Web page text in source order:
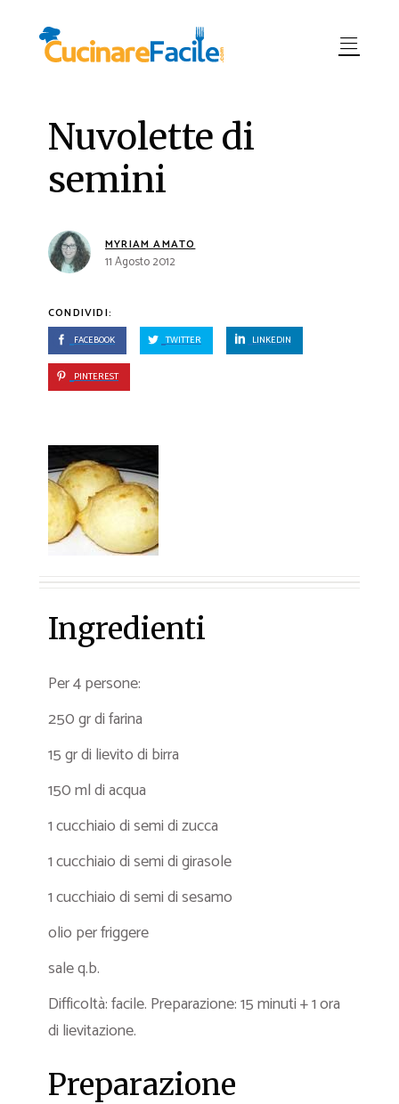
Nuvolette di
semini
MYRIAM AMATO
11 Agosto 2012
CONDIVIDI:
FACEBOOK TWITTER LINKEDIN
PINTEREST
Ingredienti
Per 4 persone:
250 gr di farina
15 gr di lievito di birra
150 ml di acqua
1 cucchiaio di semi di zucca
1 cucchiaio di semi di girasole
1 cucchiaio di semi di sesamo
olio per friggere
sale q.b.
Difficoltà: facile. Preparazione: 15 minuti + 1 ora
di lievitazione.
Preparazione